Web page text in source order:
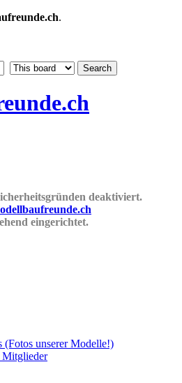
.
deaktiviert.
eingerichtet.
(Fotos unserer Modelle!)
Mitglieder